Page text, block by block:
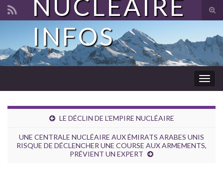
Search for:
NUCLÉAIRE
INFOS
LE DÉCLIN DE L’EMPIRE NUCLÉAIRE
UNE CENTRALE NUCLÉAIRE AUX ÉMIRATS ARABES UNIS
RISQUE DE DÉCLENCHER UNE COURSE AUX ARMEMENTS,
PRÉVIENT UN EXPERT